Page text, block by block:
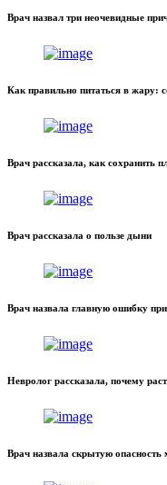
Врач назвал три неочевидные
Как правильно питаться в жару:
Врач рассказала, как сохранить
Врач рассказала о пользе дыни
Врач назвала главную ошибку
Невролог рассказала, почему
Врач назвала скрытую опасность